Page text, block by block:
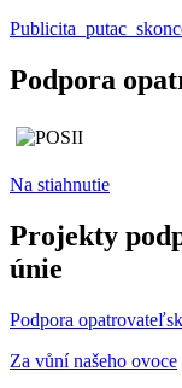
Podpora
Na stiahnutie
Projekty
únie
Podpora
Za vůní našeho ovoce